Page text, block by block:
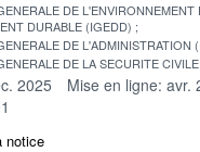
DE L'ENVIRONNEMENT
DURABLE (IGEDD)
DE L'ADMINISTRATION
DE LA SECURITE
2025 Mise en ligne: avr.
notice